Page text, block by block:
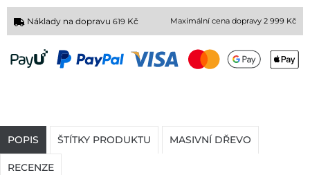
Náklady na dopravu 619 Kč Maximální cena dopravy 2 999 Kč
POPIS ŠTÍTKY PRODUKTU MASIVNÍ DŘEVO
RECENZE